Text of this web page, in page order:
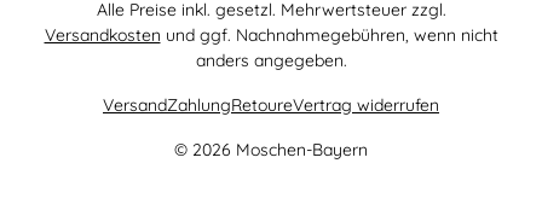
Alle Preise inkl. gesetzl. Mehrwertsteuer zzgl.
Versandkosten und ggf. Nachnahmegebühren, wenn nicht
anders angegeben.
© 2026 Moschen-Bayern
VersandZahlungRetoureVertrag widerrufen